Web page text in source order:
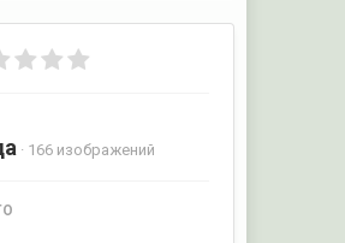
· 166 изображений